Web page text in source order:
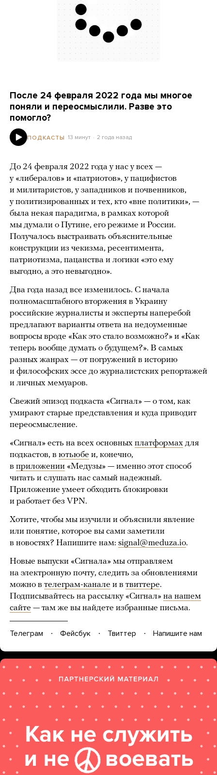
После 24 февраля 2022 года мы многое
поняли и переосмыслили. Разве это
помогло?
ПОДКАСТЫ 13 минут 2 года назад
До 24 февраля 2022 года у нас у всех —
у «либералов» и «патриотов», у пацифистов
и милитаристов, у западников и почвенников,
у политизированных и тех, кто «вне политики», —
была некая парадигма, в рамках которой
мы думали о Путине, его режиме и России.
Получалось выстраивать объяснительные
конструкции из чекизма, ресентимента,
патриотизма, пацанства и логики «это ему
выгодно, а это невыгодно».
Два года назад все изменилось. С начала
полномасштабного вторжения в Украину
российские журналисты и эксперты наперебой
предлагают варианты ответа на недоуменные
вопросы вроде «Как это стало возможно?» и «Как
теперь вообще думать о будущем?». В самых
разных жанрах — от погружений в историю
и философских эссе до журналистских репортажей
и личных мемуаров.
Свежий эпизод подкаста «Сигнал» — о том, как
умирают старые представления и куда приводит
переосмысление.
«Сигнал» есть на всех основных платформах для
подкастов, в ютьюбе и, конечно,
в приложении «Медузы» — именно этот способ
читать и слушать нас самый надежный.
Приложение умеет обходить блокировки
и работает без VPN.
Хотите, чтобы мы изучили и объяснили явление
или понятие, которое вы сами заметили
в новостях? Напишите нам: signal@meduza.io.
Новые выпуски «Сигнала» мы отправляем
на электронную почту, следить за обновлениями
можно в телеграм-канале и в твиттере.
Подписывайтесь на рассылку «Сигнал» на нашем
сайте — там же вы найдете избранные письма.
Телеграм Фейсбук Твиттер Напишите нам